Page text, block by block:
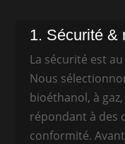
1. Sécurité &
La sécurité est
Nous
bioéthanol, à
répondant à des
conformité.